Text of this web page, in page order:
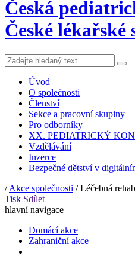
Česká
České
Úvod
O společnosti
Členství
Sekce a pracovní skupiny
Pro odborníky
XX. PEDIATRICKÝ
Vzdělávání
Inzerce
Bezpečné dětství v
/Akce společnosti /Léčebná
Tisk Sdílet
hlavní navigace
Domácí akce
Zahraniční akce